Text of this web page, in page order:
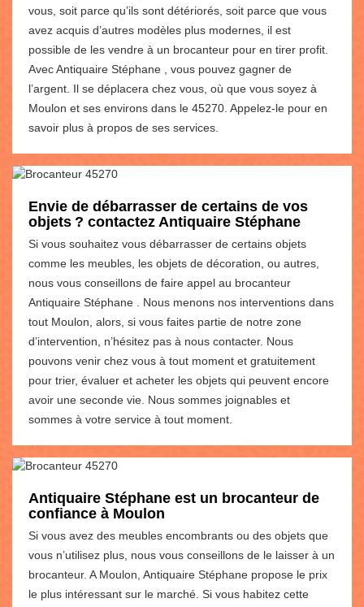
vous, soit parce qu’ils sont détériorés, soit parce que vous
avez acquis d’autres modèles plus modernes, il est
possible de les vendre à un brocanteur pour en tirer profit.
Avec Antiquaire Stéphane , vous pouvez gagner de
l’argent. Il se déplacera chez vous, où que vous soyez à
Moulon et ses environs dans le 45270. Appelez-le pour en
savoir plus à propos de ses services.
Envie de débarrasser de certains de vos
objets ? contactez Antiquaire Stéphane
Si vous souhaitez vous débarrasser de certains objets
comme les meubles, les objets de décoration, ou autres,
nous vous conseillons de faire appel au brocanteur
Antiquaire Stéphane . Nous menons nos interventions dans
tout Moulon, alors, si vous faites partie de notre zone
d’intervention, n’hésitez pas à nous contacter. Nous
pouvons venir chez vous à tout moment et gratuitement
pour trier, évaluer et acheter les objets qui peuvent encore
avoir une seconde vie. Nous sommes joignables et
sommes à votre service à tout moment.
Antiquaire Stéphane est un brocanteur de
confiance à Moulon
Si vous avez des meubles encombrants ou des objets que
vous n’utilisez plus, nous vous conseillons de le laisser à un
brocanteur. A Moulon, Antiquaire Stéphane propose le prix
le plus intéressant sur le marché. Si vous habitez cette